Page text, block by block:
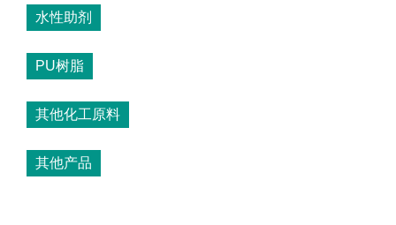
水性助剂
PU树脂
其他化工原料
其他产品